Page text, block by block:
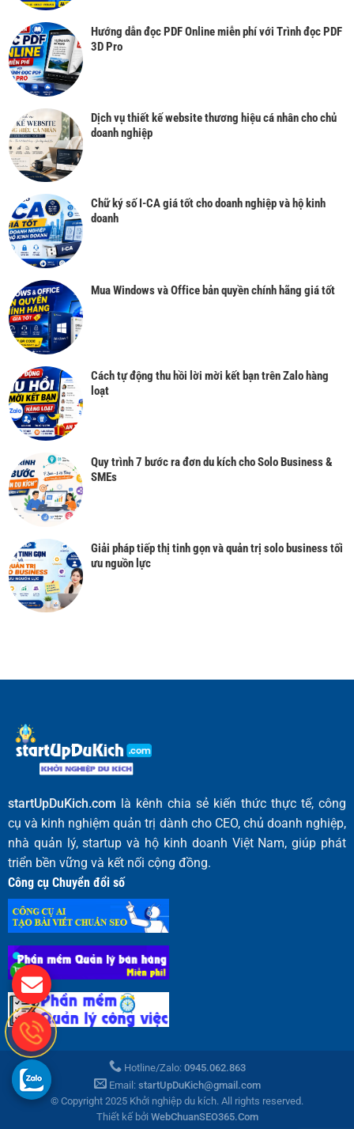
Hướng dẫn đọc PDF Online miễn phí với Trình đọc PDF
3D Pro
Dịch vụ thiết kế website thương hiệu cá nhân cho chủ
doanh nghiệp
Chữ ký số I-CA giá tốt cho doanh nghiệp và hộ kinh
doanh
Mua Windows và Office bản quyền chính hãng giá tốt
Cách tự động thu hồi lời mời kết bạn trên Zalo hàng
loạt
Quy trình 7 bước ra đơn du kích cho Solo Business &
SMEs
Giải pháp tiếp thị tinh gọn và quản trị solo business tối
ưu nguồn lực
startUpDuKich.com là kênh chia sẻ kiến thức thực tế, công
cụ và kinh nghiệm quản trị dành cho CEO, chủ doanh nghiệp,
nhà quản lý, startup và hộ kinh doanh Việt Nam, giúp phát
triển bền vững và kết nối cộng đồng.
Công cụ Chuyển đổi số
Hotline/Zalo: 0945.062.863
Email: startUpDuKich@gmail.com
© Copyright 2025 Khởi nghiệp du kích. All rights reserved.
Thiết kế bởi WebChuanSEO365.Com